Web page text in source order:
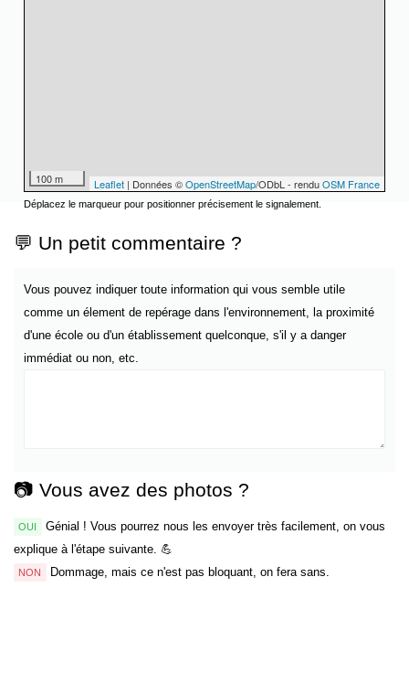
100 m Leaflet | Données ©OpenStreetMap/ODbL - renduOSM France
Déplacez le marqueur pour positionner précisement le signalement.
💬 Un petit commentaire ?
Vous pouvez indiquer toute information qui vous semble utile
comme un élement de repérage dans l'environnement, la proximité
d'une école ou d'un établissement quelconque, s'il y a danger
immédiat ou non, etc.
📷 Vous avez des photos ?
OUI
Génial ! Vous pourrez nous les envoyer très facilement, on vous
explique à l'étape suivante. 💪
NON Dommage, mais ce n'est pas bloquant, on fera sans.